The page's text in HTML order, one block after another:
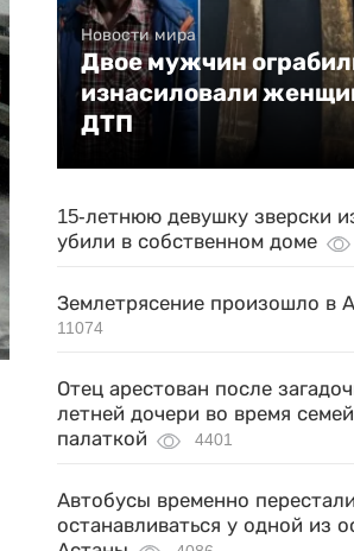
Новости мира
Двое мужчин
изнасиловали
ДТП
15-летнюю девушку зверски
убили в собственном доме
Землетрясение произошло в
11074
Отец арестован после
летней дочери во время
палаткой
4401
Автобусы временно перестали
останавливаться у одной из